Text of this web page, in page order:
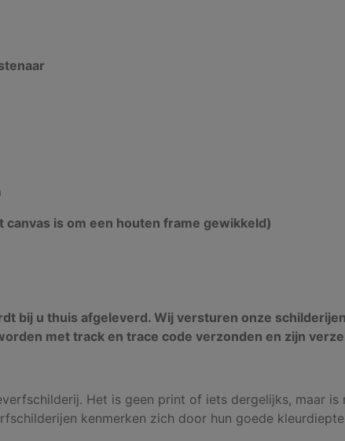
canvas is om een houten frame gewikkeld)
bij u thuis afgeleverd. Wij versturen onze
met track en trace code verzonden en zijn
Het is geen print of iets dergelijks, maar
kenmerken zich door hun goede